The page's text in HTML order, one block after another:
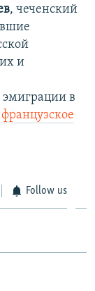
, чеченский
и
эмиграции в
Follow us